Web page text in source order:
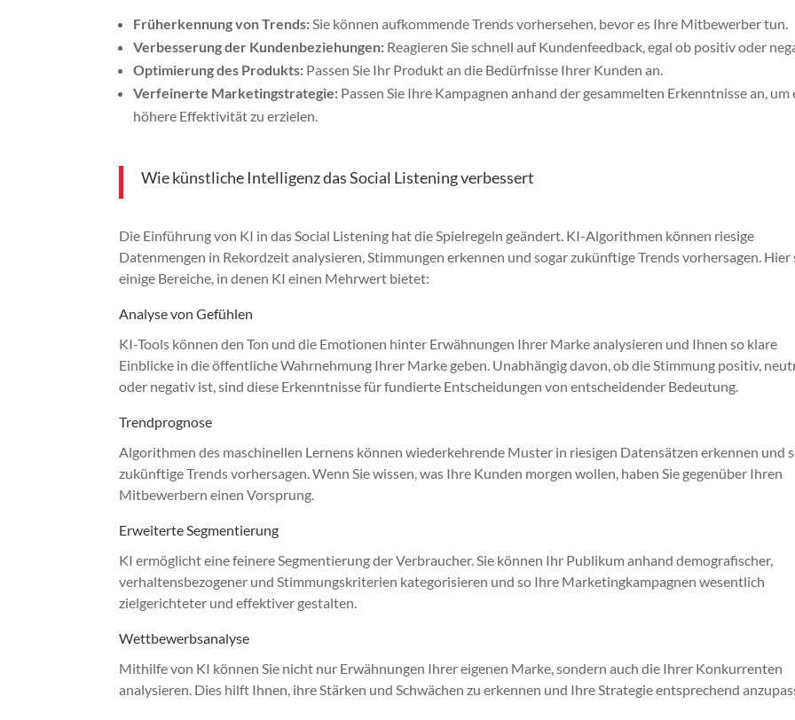
Früherkennung von Trends: Sie können aufkommende Trends vorhersehen, bevor es Ihre Mitbewerber tun.
Verbesserung der Kundenbeziehungen: Reagieren Sie schnell auf Kundenfeedback, egal ob positiv oder
Optimierung des Produkts: Passen Sie Ihr Produkt an die Bedürfnisse Ihrer Kunden an.
Verfeinerte Marketingstrategie: Passen Sie Ihre Kampagnen anhand der gesammelten Erkenntnisse an, um
höhere Effektivität zu erzielen.
Wie künstliche Intelligenz das Social Listening verbessert
Die Einführung von KI in das Social Listening hat die Spielregeln geändert. KI-Algorithmen können riesige
Datenmengen in Rekordzeit analysieren, Stimmungen erkennen und sogar zukünftige Trends vorhersagen. Hier
einige Bereiche, in denen KI einen Mehrwert bietet:
Analyse von Gefühlen
KI-Tools können den Ton und die Emotionen hinter Erwähnungen Ihrer Marke analysieren und Ihnen so klare
Einblicke in die öffentliche Wahrnehmung Ihrer Marke geben. Unabhängig davon, ob die Stimmung positiv,
oder negativ ist, sind diese Erkenntnisse für fundierte Entscheidungen von entscheidender Bedeutung.
Trendprognose
Algorithmen des maschinellen Lernens können wiederkehrende Muster in riesigen Datensätzen erkennen und
zukünftige Trends vorhersagen. Wenn Sie wissen, was Ihre Kunden morgen wollen, haben Sie gegenüber Ihren
Mitbewerbern einen Vorsprung.
Erweiterte Segmentierung
KI ermöglicht eine feinere Segmentierung der Verbraucher. Sie können Ihr Publikum anhand demografischer,
verhaltensbezogener und Stimmungskriterien kategorisieren und so Ihre Marketingkampagnen wesentlich
zielgerichteter und effektiver gestalten.
Wettbewerbsanalyse
Mithilfe von KI können Sie nicht nur Erwähnungen Ihrer eigenen Marke, sondern auch die Ihrer Konkurrenten
analysieren. Dies hilft Ihnen, ihre Stärken und Schwächen zu erkennen und Ihre Strategie entsprechend